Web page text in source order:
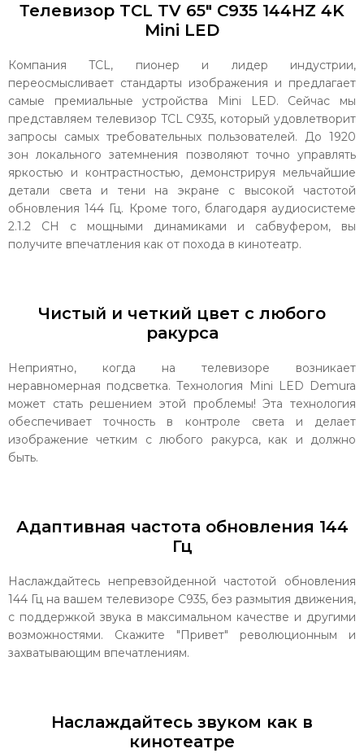
Телевизор TCL TV 65" C935 144HZ 4K
Mini LED
Компания TCL, пионер и лидер индустрии,
переосмысливает стандарты изображения и предлагает
самые премиальные устройства Mini LED. Сейчас мы
представляем телевизор TCL C935, который удовлетворит
запросы самых требовательных пользователей. До 1920
зон локального затемнения позволяют точно управлять
яркостью и контрастностью, демонстрируя мельчайшие
детали света и тени на экране с высокой частотой
обновления 144 Гц. Кроме того, благодаря аудиосистеме
2.1.2 СН с мощными динамиками и сабвуфером, вы
получите впечатления как от похода в кинотеатр.
Чистый и четкий цвет с любого
ракурса
Неприятно, когда на телевизоре возникает
неравномерная подсветка. Технология Mini LED Demura
может стать решением этой проблемы! Эта технология
обеспечивает точность в контроле света и делает
изображение четким с любого ракурса, как и должно
быть.
Адаптивная частота обновления 144
Гц
Наслаждайтесь непревзойденной частотой обновления
144 Гц на вашем телевизоре C935, без размытия движения,
с поддержкой звука в максимальном качестве и другими
возможностями. Скажите "Привет" революционным и
захватывающим впечатлениям.
Наслаждайтесь звуком как в
кинотеатре